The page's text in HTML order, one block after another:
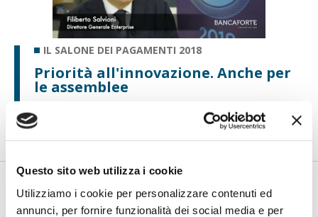
Questo sito web utilizza i cookie
Utilizziamo i cookie per personalizzare contenuti ed
annunci, per fornire funzionalità dei social media e per
IL SALONE DEI PAGAMENTI 2018
Priorità all'innovazione. Anche per
le assemblee
di Flavio Padovan e Maddalena Libertini -
Blockchain, intelligenza
artificiale, open banking. Sono questi alcuni degli ambiti s...